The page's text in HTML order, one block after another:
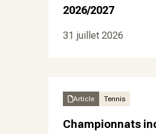
2026/2027
31 juillet 2026
Article Tennis
Championnats